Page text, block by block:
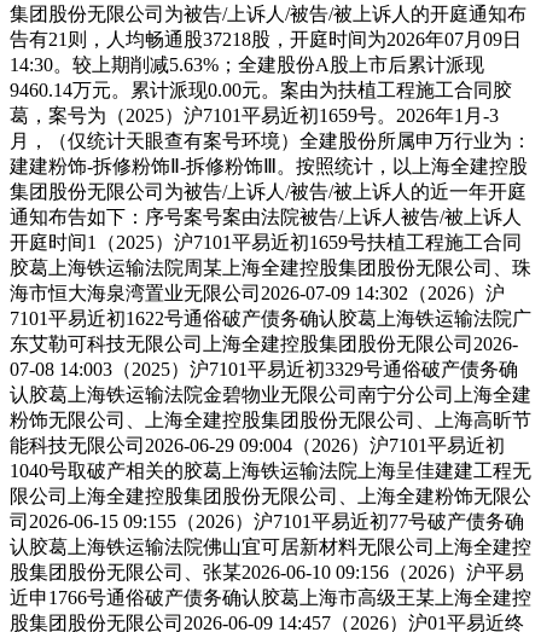
集团股份无限公司为被告/上诉人/被告/被上诉人的开庭通知布
告有21则，人均畅通股37218股，开庭时间为2026年07月09日
14:30。较上期削减5.63%；全建股份A股上市后累计派现
9460.14万元。累计派现0.00元。案由为扶植工程施工合同胶
葛，案号为（2025）沪7101平易近初1659号。2026年1月-3
月，（仅统计天眼查有案号环境）全建股份所属申万行业为：
建建粉饰-拆修粉饰Ⅱ-拆修粉饰Ⅲ。按照统计，以上海全建控股
集团股份无限公司为被告/上诉人/被告/被上诉人的近一年开庭
通知布告如下：序号案号案由法院被告/上诉⼈被告/被上诉人
开庭时间1（2025）沪7101平易近初1659号扶植工程施工合同
胶葛上海铁运输法院周某上海全建控股集团股份无限公司、珠
海市恒大海泉湾置业无限公司2026-07-09 14:302（2026）沪
7101平易近初1622号通俗破产债务确认胶葛上海铁运输法院广
东艾勒可科技无限公司上海全建控股集团股份无限公司2026-
07-08 14:003（2025）沪7101平易近初3329号通俗破产债务确
认胶葛上海铁运输法院金碧物业无限公司南宁分公司上海全建
粉饰无限公司、上海全建控股集团股份无限公司、上海高昕节
能科技无限公司2026-06-29 09:004（2026）沪7101平易近初
1040号取破产相关的胶葛上海铁运输法院上海呈佳建建工程无
限公司上海全建控股集团股份无限公司、上海全建粉饰无限公
司2026-06-15 09:155（2026）沪7101平易近初77号破产债务确
认胶葛上海铁运输法院佛山宜可居新材料无限公司上海全建控
股集团股份无限公司、张某2026-06-10 09:156（2026）沪平易
近申1766号通俗破产债务确认胶葛上海市高级王某上海全建控
股集团股份无限公司2026-06-09 14:457（2026）沪01平易近终